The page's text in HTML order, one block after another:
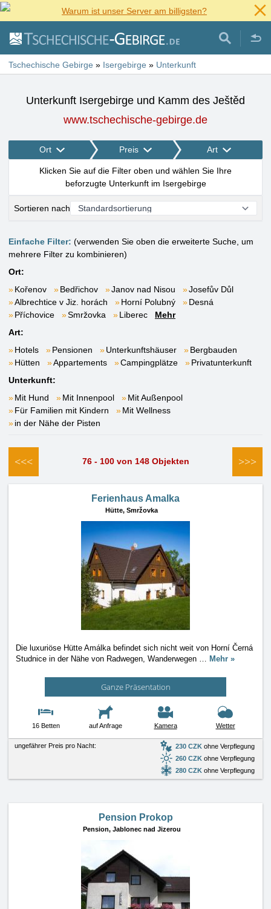
Warum ist unser Server am billigsten?
Tschechische Gebirge » Isergebirge » Unterkunft
Unterkunft Isergebirge und Kamm des Ještěd
www.tschechische-gebirge.de
Ort Preis Art
Klicken Sie auf die Filter oben und wählen Sie Ihre
beforzugte Unterkunft im Isergebirge
Sortieren nach
Einfache Filter: (verwenden Sie oben die erweiterte Suche, um
mehrere Filter zu kombinieren)
Ort:
Kořenov
Bedřichov Janov nad Nisou
Josefův Důl
Albrechtice v Jiz. horách
Horní Polubný
Desná
Příchovice
Smržovka Liberec
Mehr
Art:
Hotels
Pensionen Unterkunftshäuser
Bergbauden
Hütten
Appartements Campingplätze
Privatunterkunft
Unterkunft:
Mit Hund
Mit Innenpool
Mit Außenpool
Für Familien mit Kindern
Mit Wellness
in der Nähe der Pisten
<<< 76 - 100 von 148 Objekten >>>
Ferienhaus Amalka
Hütte, Smržovka
Die luxuriöse Hütte Amálka befindet sich nicht weit von Horní Černá
Studnice in der Nähe von Radwegen, Wanderwegen … Mehr »
Ganze Präsentation
16 Betten auf Anfrage Kamera Wetter
ungefährer Preis pro Nacht: 230 CZK ohne Verpflegung
260 CZK ohne Verpflegung
280 CZK ohne Verpflegung
Pension Prokop
Pension, Jablonec nad Jizerou